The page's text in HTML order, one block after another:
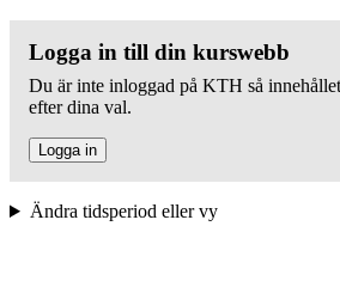
Logga in till din kurswebb
Du är inte inloggad på KTH så
efter dina val.
Logga in
Ändra tidsperiod eller vy